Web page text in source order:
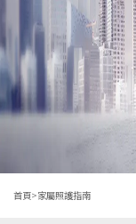
首頁>家屬照護指南